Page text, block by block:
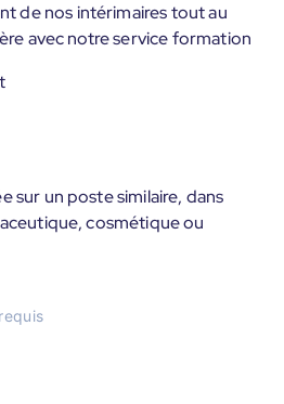
de nos intérimaires tout au
avec notre service formation
sur un poste similaire, dans
cosmétique ou